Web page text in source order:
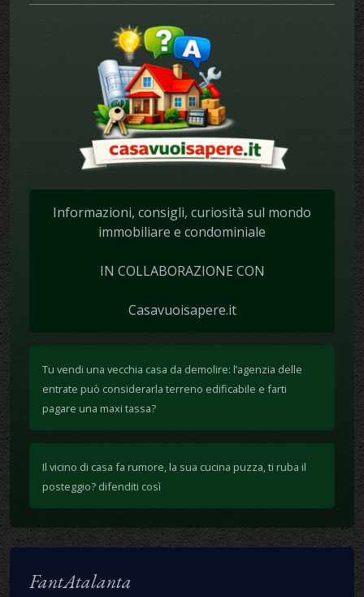
Informazioni, consigli, curiosità sul mondo
immobiliare e condominiale
IN COLLABORAZIONE CON
Casavuoisapere.it
Tu vendi una vecchia casa da demolire: l’agenzia delle
entrate può considerarla terreno edificabile e farti
pagare una maxi tassa?
Il vicino di casa fa rumore, la sua cucina puzza, ti ruba il
posteggio? difenditi così
FantAtalanta